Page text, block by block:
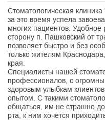
Стоматологическая
за это время успела
многих пациентов. Удобное
сторону п. Пашковский от
позволяет быстро и без
только жителям
края.
Специалисты нашей
профессионалов, с
здоровым улыбкам
опытом. С такими
общаться, им не страшно
рта, к ним хочется